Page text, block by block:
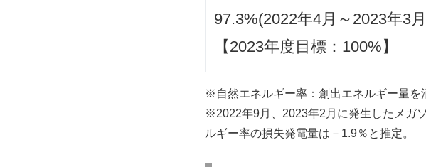
97.3%(2022年4月～2023年3
【2023年度目標：100%】
※自然エネルギー率：創出エネルギー量を
※2022年9月、2023年2月に発生したメガ
ルギー率の損失発電量は－1.9％と推定。